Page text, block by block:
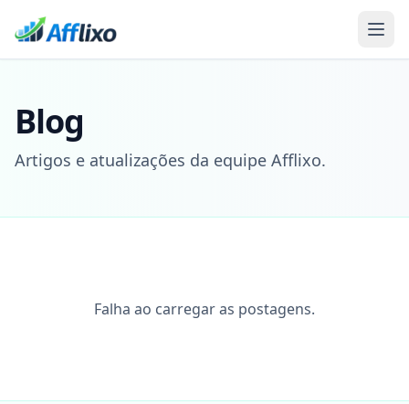
Blog
Artigos e atualizações da equipe Afflixo.
Falha ao carregar as postagens.